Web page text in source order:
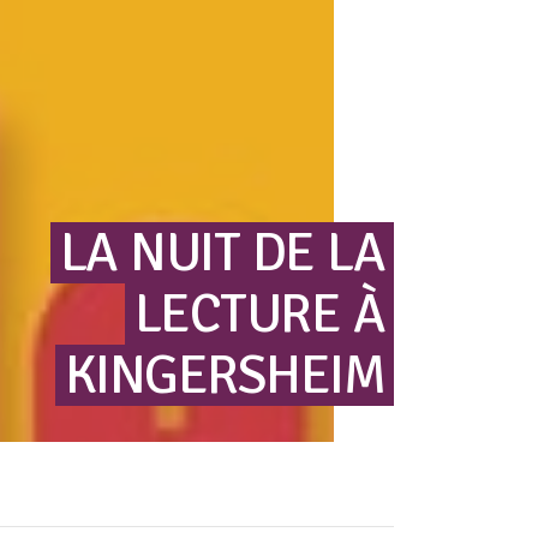
LA NUIT DE LA
LECTURE À
KINGERSHEIM